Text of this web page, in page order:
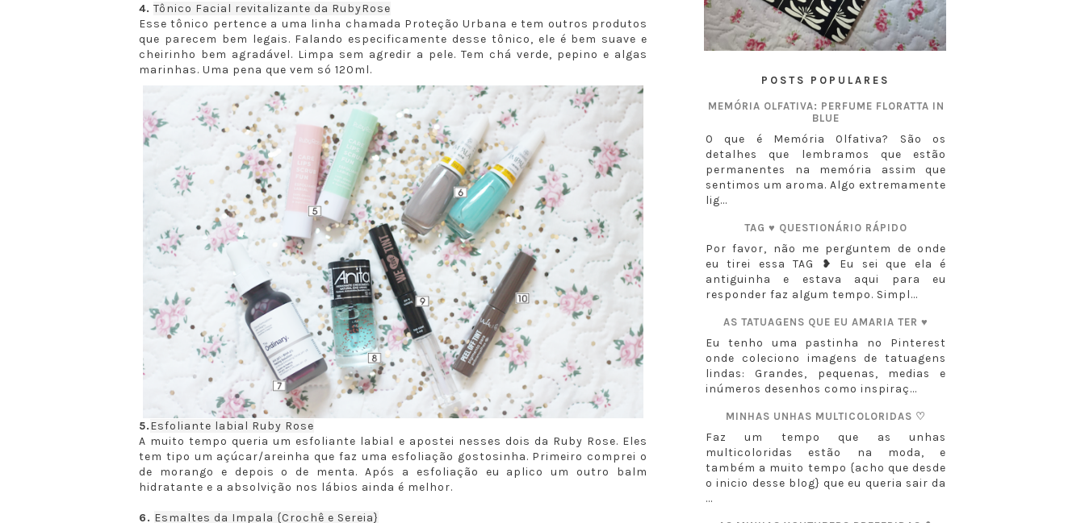
4. Tônico Facial revitalizante da RubyRose
Esse tônico pertence a uma linha chamada Proteção Urbana e tem outros produtos
que parecem bem legais. Falando especificamente desse tônico, ele é bem suave e
cheirinho bem agradável. Limpa sem agredir a pele. Tem chá verde, pepino e algas
marinhas. Uma pena que vem só 120ml.
5.Esfoliante labial Ruby Rose
A muito tempo queria um esfoliante labial e apostei nesses dois da Ruby Rose. Eles
tem tipo um açúcar/areinha que faz uma esfoliação gostosinha. Primeiro comprei o
de morango e depois o de menta. Após a esfoliação eu aplico um outro balm
hidratante e a absolvição nos lábios ainda é melhor.
6. Esmaltes da Impala {Crochê e Sereia}
POSTS POPULARES
MEMÓRIA OLFATIVA: PERFUME FLORATTA IN
BLUE
O que é Memória Olfativa? São os
detalhes que lembramos que estão
permanentes na memória assim que
sentimos um aroma. Algo extremamente
lig...
TAG ♥ QUESTIONÁRIO RÁPIDO
Por favor, não me perguntem de onde
eu tirei essa TAG ❥ Eu sei que ela é
antiguinha e estava aqui para eu
responder faz algum tempo. Simpl...
AS TATUAGENS QUE EU AMARIA TER ♥
Eu tenho uma pastinha no Pinterest
onde coleciono imagens de tatuagens
lindas: Grandes, pequenas, medias e
inúmeros desenhos como inspiraç...
MINHAS UNHAS MULTICOLORIDAS ♡
Faz um tempo que as unhas
multicoloridas estão na moda, e
também a muito tempo {acho que desde
o inicio desse blog} que eu queria sair da
...